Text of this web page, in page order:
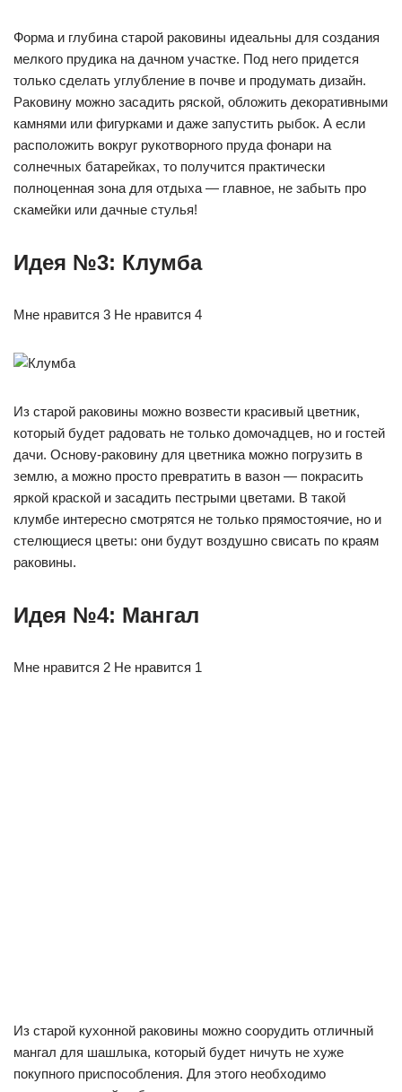
Форма и глубина старой раковины идеальны для создания
мелкого прудика на дачном участке. Под него придется
только сделать углубление в почве и продумать дизайн.
Раковину можно засадить ряской, обложить декоративными
камнями или фигурками и даже запустить рыбок. А если
расположить вокруг рукотворного пруда фонари на
солнечных батарейках, то получится практически
полноценная зона для отдыха — главное, не забыть про
скамейки или дачные стулья!
Идея №3: Клумба
Мне нравится 3 Не нравится 4
Из старой раковины можно возвести красивый цветник,
который будет радовать не только домочадцев, но и гостей
дачи. Основу-раковину для цветника можно погрузить в
землю, а можно просто превратить в вазон — покрасить
яркой краской и засадить пестрыми цветами. В такой
клумбе интересно смотрятся не только прямостоячие, но и
стелющиеся цветы: они будут воздушно свисать по краям
раковины.
Идея №4: Мангал
Мне нравится 2 Не нравится 1
Из старой кухонной раковины можно соорудить отличный
мангал для шашлыка, который будет ничуть не хуже
покупного приспособления. Для этого необходимо